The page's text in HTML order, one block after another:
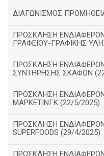
ΔΙΑΓΩΝΙΣΜΟΣ
ΠΡΟΣΚΛΗΣΗ
ΓΡΑΦΕΙΟΥ-ΓΡΑΦΙΚΗΣ
ΠΡΟΣΚΛΗΣΗ
ΣΥΝΤΗΡΗΣΗΣ ΣΚΑΦΩΝ
ΠΡΟΣΚΛΗΣΗ
ΜΑΡΚΕΤΙΝΓΚ (22/5/2025)
ΠΡΟΣΚΛΗΣΗ
SUPERFOODS (29/4/2025)
ΠΡΟΣΚΛΗΣΗ